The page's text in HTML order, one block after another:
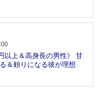
以上＆高身長の男性》 甘
＆頼りになる彼が理想